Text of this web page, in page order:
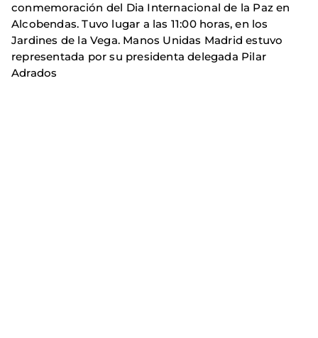
conmemoración del Dia Internacional de la Paz en
Alcobendas. Tuvo lugar a las 11:00 horas, en los
Jardines de la Vega. Manos Unidas Madrid estuvo
representada por su presidenta delegada Pilar
Adrados